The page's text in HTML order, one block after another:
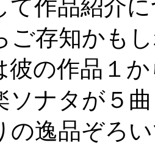
て作品紹介
ご存知かも
の作品１
ソナタが５
の逸品ぞろ